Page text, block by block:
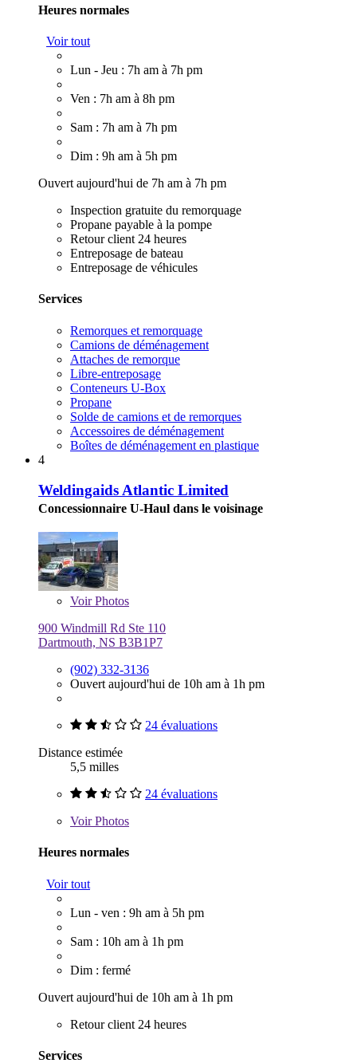
Heures normales
Voir tout
Lun - Jeu : 7h am à 7h pm
Ven : 7h am à 8h pm
Sam : 7h am à 7h pm
Dim : 9h am à 5h pm
Ouvert aujourd'hui de 7h am à 7h pm
Inspection gratuite du remorquage
Propane payable à la pompe
Retour client 24 heures
Entreposage de bateau
Entreposage de véhicules
Services
Remorques et remorquage
Camions de déménagement
Attaches de remorque
Libre-entreposage
Conteneurs U-Box
Propane
Solde de camions et de remorques
Accessoires de déménagement
Boîtes de déménagement en plastique
4
Weldingaids Atlantic Limited
Concessionnaire U-Haul dans le voisinage
VoirPhotos
900 Windmill Rd Ste 110
Dartmouth, NS B3B1P7
(902) 332-3136
Ouvert aujourd'hui de 10h am à 1h pm
24 évaluations
Distance estimée
5,5 milles
24 évaluations
VoirPhotos
Heures normales
Voir tout
Lun - ven : 9h am à 5h pm
Sam : 10h am à 1h pm
Dim : fermé
Ouvert aujourd'hui de 10h am à 1h pm
Retour client 24 heures
Services